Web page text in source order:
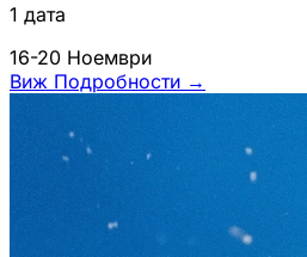
1 дата
16-20 Ноември
Виж Подробности →